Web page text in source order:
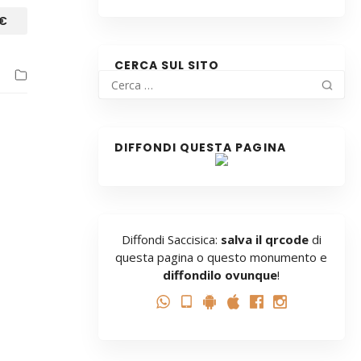
CERCA SUL SITO
DIFFONDI QUESTA PAGINA
Diffondi Saccisica: salva il qrcodedi
questa pagina o questo monumento e
diffondilo ovunque!